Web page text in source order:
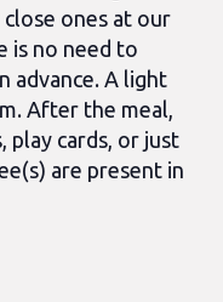
ones at our
is no need to
advance. A light
After the meal,
play cards, or just
are present in